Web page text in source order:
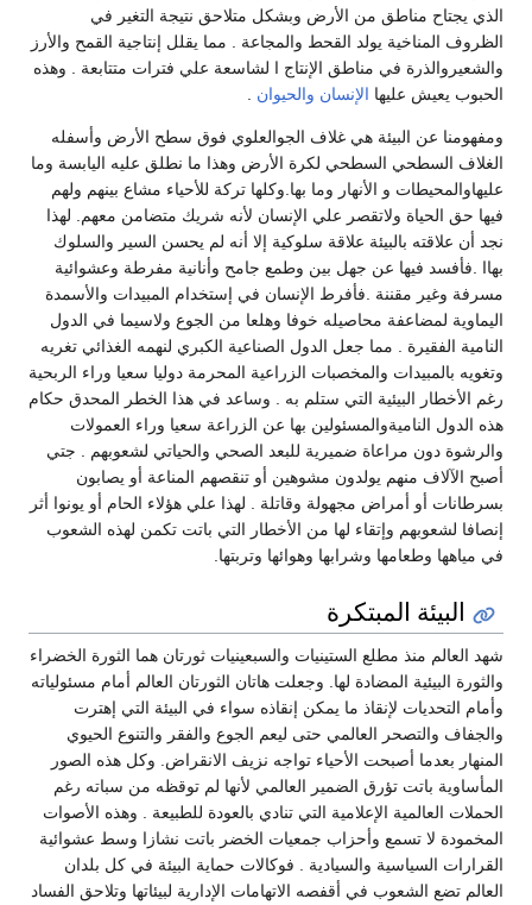
الذي يجتاح مناطق من الأرض وبشكل متلاحق نتيجة التغير في
الظروف المناخية يولد القحط والمجاعة . مما يقلل إنتاجية القمح والأرز
والشعيروالذرة في مناطق الإنتاج ا لشاسعة علي فترات متتابعة . وهذه
الحبوب يعيش عليها الإنسان والحيوان
ومفهومنا عن البيئة هي غلاف الجوالعلوي فوق سطح الأرض وأسفله
الغلاف السطحي السطحي لكرة الأرض وهذا ما نطلق عليه اليابسة وما
عليهاوالمحيطات و الأنهار وما بها.وكلها تركة للأحياء مشاع بينهم ولهم
فيها حق الحياة ولاتقصر علي الإنسان لأنه شريك متضامن معهم. لهذا
نجد أن علاقته بالبيئة علاقة سلوكية إلا أنه لم يحسن السير والسلوك
بهاا .فأفسد فيها عن جهل بين وطمع جامح وأنانية مفرطة وعشوائية
مسرفة وغير مقننة .فأفرط الإنسان في إستخدام المبيدات والأسمدة
اليماوية لمضاعفة محاصيله خوفا وهلعا من الجوع ولاسيما في الدول
النامية الفقيرة . مما جعل الدول الصناعية الكبري لنهمه الغذائي تغريه
وتغويه بالمبيدات والمخصبات الزراعية المحرمة دوليا سعيا وراء الربحية
رغم الأخطار البيئية التي ستلم به . وساعد في هذا الخطر المحدق حكام
هذه الدول الناميةوالمسئولين بها عن الزراعة سعيا وراء العمولات
والرشوة دون مراعاة ضميرية للبعد الصحي والحياتي لشعوبهم . جتي
أصبح الآلاف منهم يولدون مشوهين أو تنقصهم المناعة أو يصابون
بسرطانات أو أمراض مجهولة وقاتلة . لهذا علي هؤلاء الحام أو يونوا أثر
إنصافا لشعوبهم وإتقاء لها من الأخطار التي باتت تكمن لهذه الشعوب
في مياهها وطعامها وشرابها وهوائها وتربتها.
البيئة المبتكرة
شهد العالم منذ مطلع الستينيات والسبعينيات ثورتان هما الثورة الخضراء
والثورة البيئية المضادة لها. وجعلت هاتان الثورتان العالم أمام مسئولياته
وأمام التحديات لإنقاذ ما يمكن إنقاذه سواء في البيئة التي إهترت
والجفاف والتصحر العالمي حتى ليعم الجوع والفقر والتنوع الحيوي
المنهار بعدما أصبحت الأحياء تواجه نزيف الانقراض. وكل هذه الصور
المأساوية باتت تؤرق الضمير العالمي لأنها لم توقظه من سباته رغم
الحملات العالمية الإعلامية التي تنادي بالعودة للطبيعة . وهذه الأصوات
المخمودة لا تسمع وأحزاب جمعيات الخضر باتت نشازا وسط عشوائية
القرارات السياسية والسيادية . فوكالات حماية البيئة في كل بلدان
العالم تضع الشعوب في أقفصه الاتهامات الإدارية لبيئاتها وتلاحق الفساد